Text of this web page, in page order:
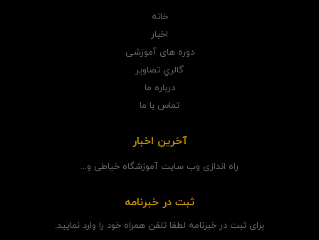
خانه
اخبار
دوره های آموزشی
گالري تصاوير
درباره ما
تماس با ما
آخرین اخبار
راه اندازی وب سایت آموزشگاه خیاطی و...
ثبت در خبرنامه
برای ثبت در خبرنامه لطفا تلفن همراه خود را وارد نمایید: